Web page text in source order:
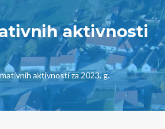
aktivnosti
aktivnosti za 2023. g.